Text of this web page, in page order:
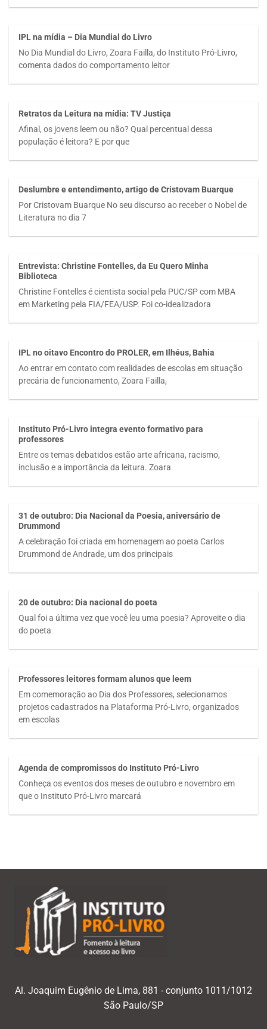
IPL na mídia – Dia Mundial do Livro
No Dia Mundial do Livro, Zoara Failla, do Instituto Pró-Livro,
comenta dados do comportamento leitor
Retratos da Leitura na mídia: TV Justiça
Afinal, os jovens leem ou não? Qual percentual dessa
população é leitora? E por que
Deslumbre e entendimento, artigo de Cristovam Buarque
Por Cristovam Buarque No seu discurso ao receber o Nobel de
Literatura no dia 7
Entrevista: Christine Fontelles, da Eu Quero Minha
Biblioteca
Christine Fontelles é cientista social pela PUC/SP com MBA
em Marketing pela FIA/FEA/USP. Foi co-idealizadora
IPL no oitavo Encontro do PROLER, em Ilhéus, Bahia
Ao entrar em contato com realidades de escolas em situação
precária de funcionamento, Zoara Failla,
Instituto Pró-Livro integra evento formativo para
professores
Entre os temas debatidos estão arte africana, racismo,
inclusão e a importância da leitura. Zoara
31 de outubro: Dia Nacional da Poesia, aniversário de
Drummond
A celebração foi criada em homenagem ao poeta Carlos
Drummond de Andrade, um dos principais
20 de outubro: Dia nacional do poeta
Qual foi a última vez que você leu uma poesia? Aproveite o dia
do poeta
Professores leitores formam alunos que leem
Em comemoração ao Dia dos Professores, selecionamos
projetos cadastrados na Plataforma Pró-Livro, organizados
em escolas
Agenda de compromissos do Instituto Pró-Livro
Conheça os eventos dos meses de outubro e novembro em
que o Instituto Pró-Livro marcará
Al. Joaquim Eugênio de Lima, 881 - conjunto 1011/1012
São Paulo/SP